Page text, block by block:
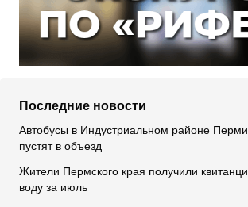
Последние новости
Автобусы в Индустриальном районе
пустят в объезд
Жители Пермского края получили
воду за июль